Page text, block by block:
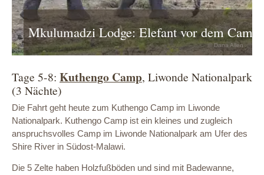
© Dana Allen
Mkulumadzi Lodge: Elefant vor dem Camp
Tage 5-8: Kuthengo Camp, Liwonde Nationalpark
(3 Nächte)
Die Fahrt geht heute zum Kuthengo Camp im Liwonde
Nationalpark. Kuthengo Camp ist ein kleines und zugleich
anspruchsvolles Camp im Liwonde Nationalpark am Ufer des
Shire River in Südost-Malawi.
Die 5 Zelte haben Holzfußböden und sind mit Badewanne,